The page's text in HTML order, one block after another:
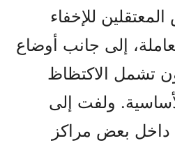
للإخفاء
إلى جانب أوضاع
تشمل الاكتظاظ
ولفت إلى
بعض مراكز